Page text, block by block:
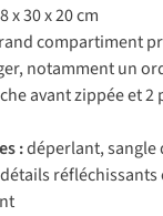
x 30 x 20 cm
compartiment
notamment un
avant zippée et 2
:déperlant, sangle
réfléchissants